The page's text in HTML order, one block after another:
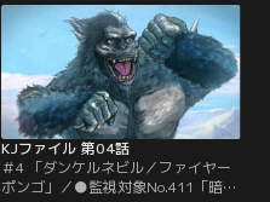
あまりにも巨大な怪獣が出現し…。
●監視対象No.709「棘状装甲獣ヘル
レギラ」について、クレア・コール
マン博士より報告。とある島の研究
施設にて対怪獣戦略兵器の照射実験
を…。
KJファイル 第04話
＃4 「ダンケルネビル／ファイヤー
ポンゴ」／●監視対象No.411「暗転